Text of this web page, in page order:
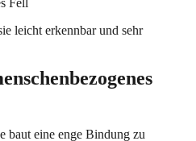
leicht erkennbar und sehr
baut eine enge Bindung zu